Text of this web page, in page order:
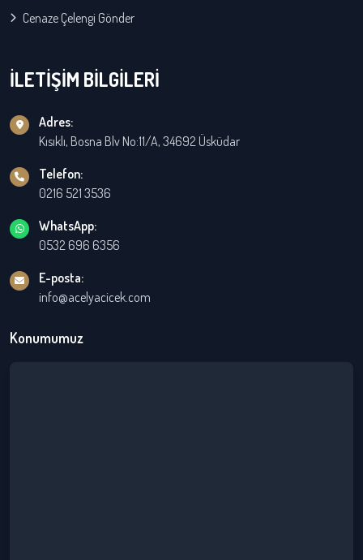
Cenaze Çelengi Gönder
İLETİŞİM BİLGİLERİ
Adres:
Kısıklı, Bosna Blv No:11/A, 34692 Üsküdar
Telefon:
0216 521 3536
WhatsApp:
0532 696 6356
E-posta:
info@acelyacicek.com
Konumumuz